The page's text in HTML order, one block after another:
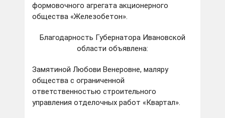
формовочного агрегата акционерного
общества «Железобетон».
Благодарность Губернатора Ивановской
области объявлена:
Замятиной Любови Венеровне, маляру
общества с ограниченной
ответственностью строительного
управления отделочных работ «Квартал».